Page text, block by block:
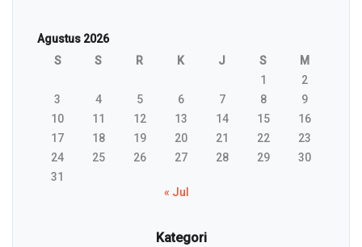
Agustus 2026
S
S R K J S
M
1
2
3
4 5 6 7 8
9
10
11 12 13 14 15
16
17
18 19 20 21 22
23
24
25 26 27 28 29
30
31
« Jul
Kategori